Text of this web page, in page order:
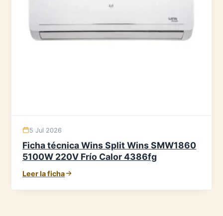
5 Jul 2026
Ficha técnica Wins Split Wins SMW1860
5100W 220V Frío Calor 4386fg
Leer la ficha